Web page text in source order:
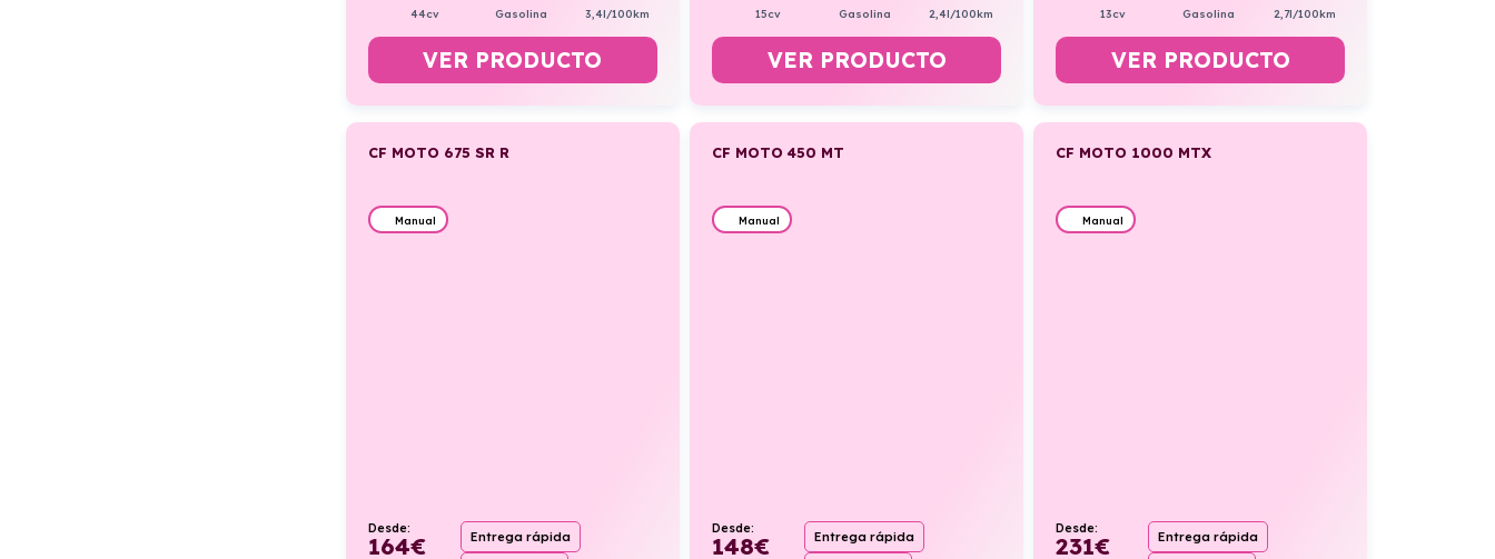
44cv Gasolina 3,4l/100km
VER PRODUCTO
15cv Gasolina 2,4l/100km
VER PRODUCTO
13cv Gasolina 2,7l/100km
VER PRODUCTO
CF MOTO 675 SR R
Manual
Desde:
164€
Entrega rápida
CF MOTO 450 MT
Manual
Desde:
148€
Entrega rápida
CF MOTO 1000 MTX
Manual
Desde:
231€
Entrega rápida